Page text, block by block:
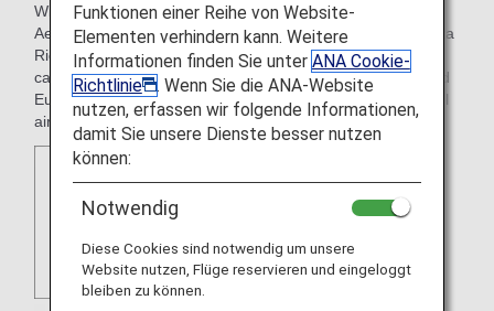
With its subsidiary companies TACA International Airlines,
Aerovias del Continente Americano, Aviateca, Avianca Costa
Rica, Trans American Airlines and Avianca Ecuador the
carrier serves a route network throughout the Americas and
Europe with a modern fleet of short, medium, and long haul
aircraft.
Funktionen einer Reihe von Website-
Elementen verhindern kann. Weitere
Informationen finden Sie unter ANA Cookie-
Richtlinie
. Wenn Sie die ANA-Website
nutzen, erfassen wir folgende Informationen,
damit Sie unsere Dienste besser nutzen
können:
Notwendig
Diese Cookies sind notwendig um unsere
Website nutzen, Flüge reservieren und eingeloggt
bleiben zu können.